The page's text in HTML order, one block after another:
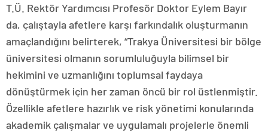
T.Ü. Rektör Yardımcısı Profesör Doktor Eylem Bayır
da, çalıştayla afetlere karşı farkındalık oluşturmanın
amaçlandığını belirterek, “Trakya Üniversitesi bir bölge
üniversitesi olmanın sorumluluğuyla bilimsel bir
hekimini ve uzmanlığını toplumsal faydaya
dönüştürmek için her zaman öncü bir rol üstlenmiştir.
Özellikle afetlere hazırlık ve risk yönetimi konularında
akademik çalışmalar ve uygulamalı projelerle önemli